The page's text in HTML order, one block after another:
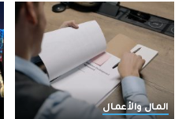
المال والأعمال